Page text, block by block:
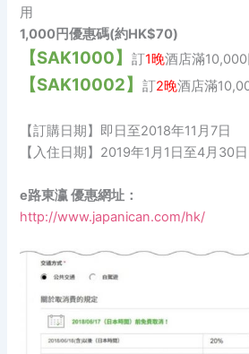
用
1,000円優惠碼(約HK$70)
【SAK1000】訂1晚酒店滿
【SAK10002】訂2晚酒店滿
【訂購日期】即日至2018年11月7日
【入住日期】2019年1月1日至4月30日
e路東瀛 優惠網址：
http://www.japanican.com/hk/